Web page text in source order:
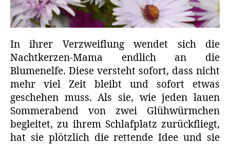
In ihrer Verzweiflung wendet sich die
Nachtkerzen-Mama endlich an die
Blumenelfe. Diese versteht sofort, dass nicht
mehr viel Zeit bleibt und sofort etwas
geschehen muss. Als sie, wie jeden lauen
Sommerabend von zwei Glühwürmchen
begleitet, zu ihrem Schlafplatz zurückfliegt,
hat sie plötzlich die rettende Idee und sie